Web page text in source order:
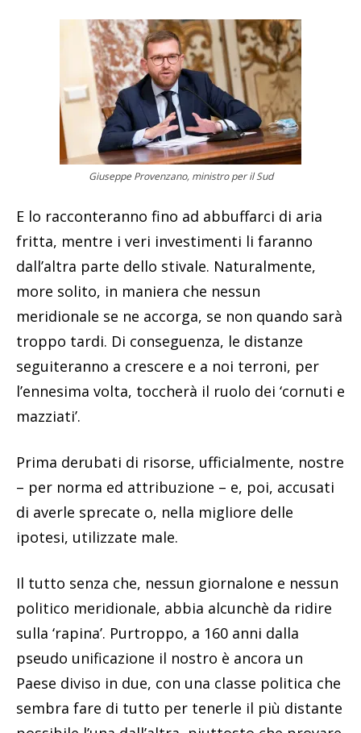
Giuseppe Provenzano, ministro per il Sud
E lo racconteranno fino ad abbuffarci di aria
fritta, mentre i veri investimenti li faranno
dall’altra parte dello stivale. Naturalmente,
more solito, in maniera che nessun
meridionale se ne accorga, se non quando sarà
troppo tardi. Di conseguenza, le distanze
seguiteranno a crescere e a noi terroni, per
l’ennesima volta, toccherà il ruolo dei ‘cornuti e
mazziati’.
Prima derubati di risorse, ufficialmente, nostre
– per norma ed attribuzione – e, poi, accusati
di averle sprecate o, nella migliore delle
ipotesi, utilizzate male.
Il tutto senza che, nessun giornalone e nessun
politico meridionale, abbia alcunchè da ridire
sulla ‘rapina’. Purtroppo, a 160 anni dalla
pseudo unificazione il nostro è ancora un
Paese diviso in due, con una classe politica che
sembra fare di tutto per tenerle il più distante